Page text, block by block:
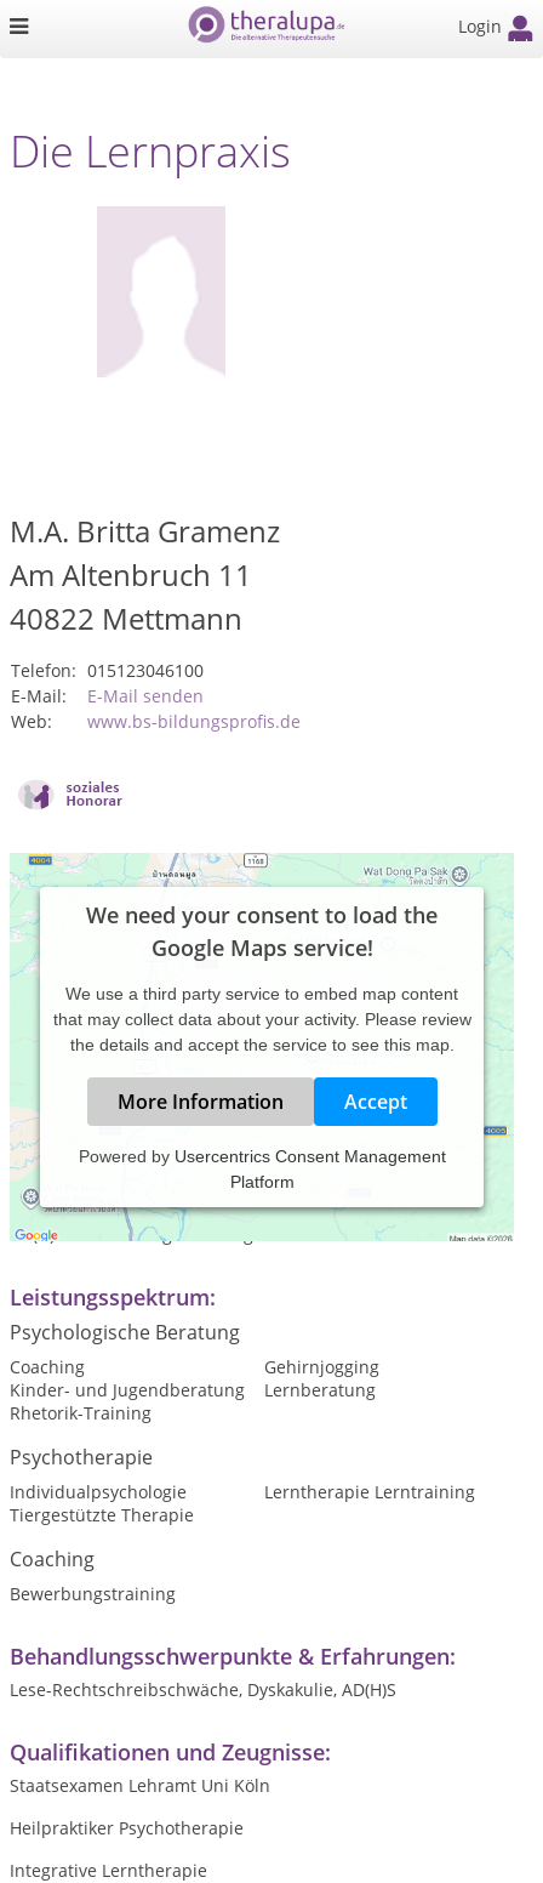
Login
Die Lernpraxis
M.A. Britta Gramenz
Am Altenbruch 11
40822 Mettmann
Telefon: 015123046100
E-Mail:
E-Mail senden
Web:
www.bs-bildungsprofis.de
We need your consent to load the
Google Maps service!
We use a third party service to embed map content
that may collect data about your activity. Please review
the details and accept the service to see this map.
More Information Accept
Powered by Usercentrics Consent Management
Platform
Coaching und Lerntherapie für Kinder, Jugendliche und
Erwachsene mit Teileistungsstörungen wie LRS, Dyskalkulie,
AD(H)S und Prüfungscoaching.
Leistungsspektrum:
Psychologische Beratung
Coaching
Gehirnjogging
Kinder- und Jugendberatung
Lernberatung
Rhetorik-Training
Psychotherapie
Individualpsychologie
Lerntherapie Lerntraining
Tiergestützte Therapie
Coaching
Bewerbungstraining
Behandlungsschwerpunkte & Erfahrungen:
Lese-Rechtschreibschwäche, Dyskakulie, AD(H)S
Qualifikationen und Zeugnisse:
Staatsexamen Lehramt Uni Köln
Heilpraktiker Psychotherapie
Integrative Lerntherapie